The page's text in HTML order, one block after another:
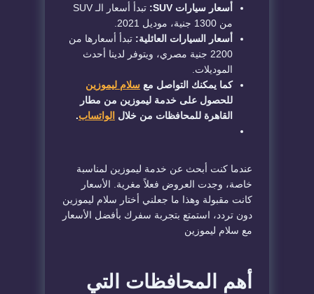
أسعار سيارات SUV:
تبدأ أسعار الـ SUV
من 1300 جنية، موديل 2021.
أسعار السيارات العائلية: تبدأ أسعارها من
2200 جنية مصري، ويتوفر لدينا أحدث
الموديلات.
كما يمكنك التواصل مع سلام ليموزين
للحصول على خدمة ليموزين من مطار
القاهرة للمحافظات من خلال الواتساب.
عندما كنت أبحث عن خدمة ليموزين لمناسبة
خاصة، وجدت العروض فعلاً مغرية. الأسعار
كانت مقبولة وهذا ما جعلني أختار سلام ليموزين
دون تردد، استمتع بتجربة سفرك بأفضل الأسعار
مع سلام ليموزين
أهم المحافظات التي